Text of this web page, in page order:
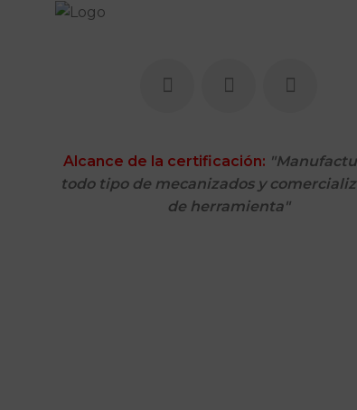
Alcance de la certificación:
todo tipo de mecanizados y
de herramienta"